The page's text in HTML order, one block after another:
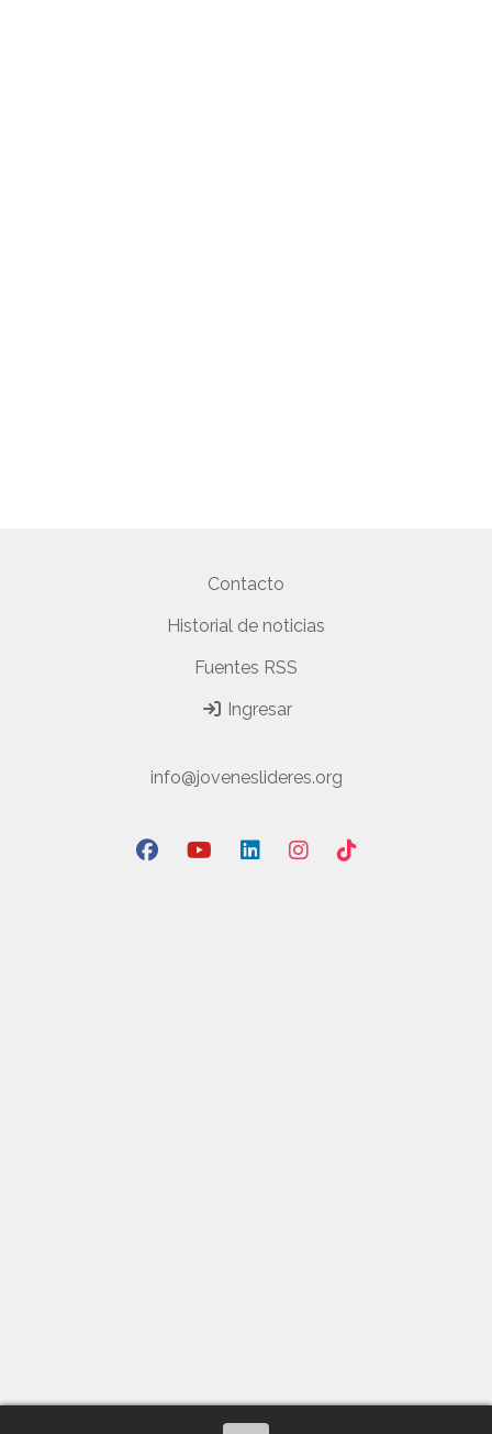
Contacto
Historial de noticias
Fuentes RSS
Ingresar
info@joveneslideres.org